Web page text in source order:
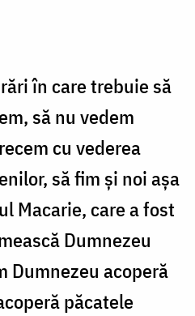
în care trebuie să
să nu vedem
cu vederea
să fim și noi așa
Macarie, care a fost
Dumnezeu
Dumnezeu acoperă
păcatele